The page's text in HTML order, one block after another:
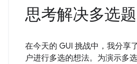
思考解决多选
在今天的 GUI 挑战中，我分享
户进行多选的想法。为演示多